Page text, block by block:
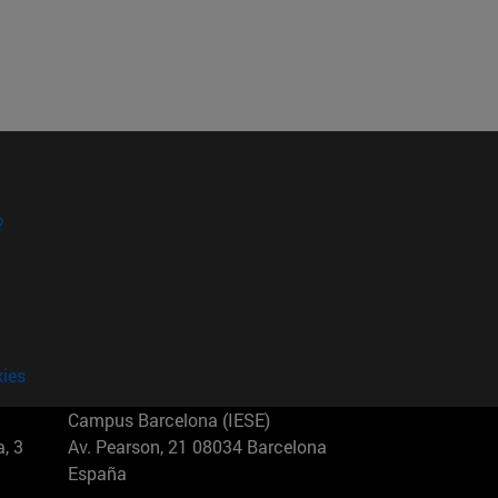
3
Campus Barcelona (IESE)
Av. Pearson, 21 08034 Barcelona
España